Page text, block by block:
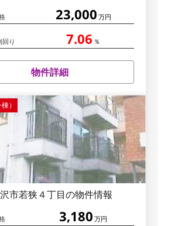
23,000 万円
回り 7.06 ％
物件詳細
）
市若狭４丁目の物件情報
3,180 万円